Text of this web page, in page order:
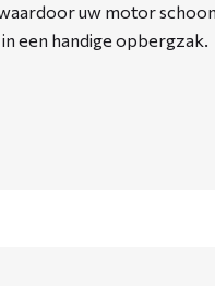
uw motor
een handige opbergzak.